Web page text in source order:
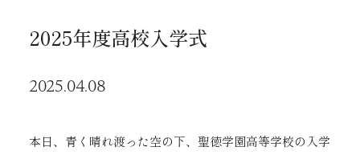
2025年度高校入学式
2025.04.08
本日、青く晴れ渡った空の下、聖徳学園高等学校の入学